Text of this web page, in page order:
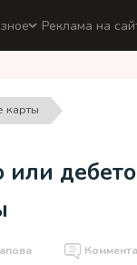
Реклама на
карты
или